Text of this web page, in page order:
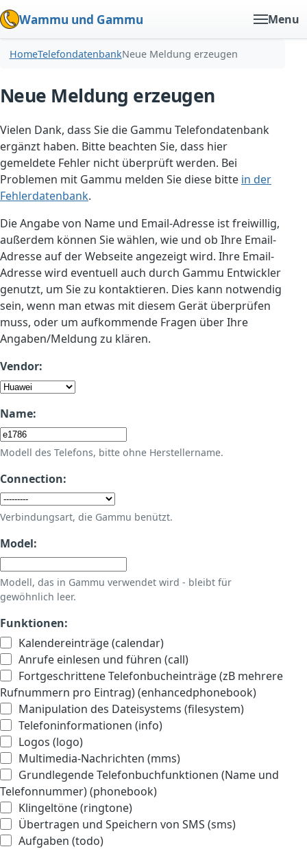
Wammu und Gammu Menu
HomeTelefondatenbankNeue Meldung erzeugen
Neue Meldung erzeugen
Vielen Dank, dass Sie die Gammu Telefondatenbank
ergänzt haben. Bitte beachten Sie, dass hier
gemeldete Fehler nicht überprüft werden. Bei
Problemen mit Gammu melden Sie diese bitte in der
Fehlerdatenbank.
Die Angabe von Name und Email-Adresse ist freiwillig,
außerdem können Sie wählen, wie und ob Ihre Email-
Adresse auf der Webseite angezeigt wird. Ihre Email-
Adresse wird eventuell auch durch Gammu Entwickler
genutzt, um Sie zu kontaktieren. Dies kann notwendig
sein, wenn man etwas mit diesem Gerät überprüfen
muss, oder um aufkommende Fragen über Ihre
Angaben/Meldung zu klären.
Vendor:
Name:
Modell des Telefons, bitte ohne Herstellername.
Connection:
Verbindungsart, die Gammu benützt.
Model:
Modell, das in Gammu verwendet wird - bleibt für
gewöhnlich leer.
Funktionen:
Kalendereinträge (calendar)
Anrufe einlesen und führen (call)
Fortgeschrittene Telefonbucheinträge (zB mehrere
Rufnummern pro Eintrag) (enhancedphonebook)
Manipulation des Dateisystems (filesystem)
Telefoninformationen (info)
Logos (logo)
Multimedia-Nachrichten (mms)
Grundlegende Telefonbuchfunktionen (Name und
Telefonnummer) (phonebook)
Klingeltöne (ringtone)
Übertragen und Speichern von SMS (sms)
Aufgaben (todo)